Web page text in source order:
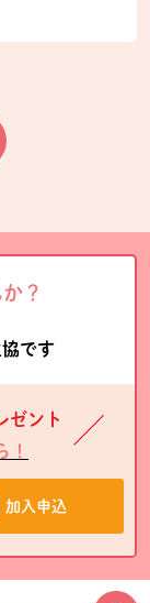
？
です
ゼント
！
加入申込